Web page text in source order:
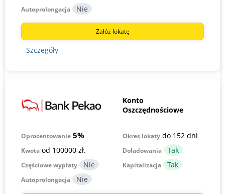
Autoprolongacja
Załóż lokatę
Szczegóły
Konto
Oszczędnościowe
Oprocentowanie 5% Okres lokaty do 152 dni
Kwota od 100000 zł.
Doładowania
Częściowe wypłaty
Kapitalizacja
Autoprolongacja